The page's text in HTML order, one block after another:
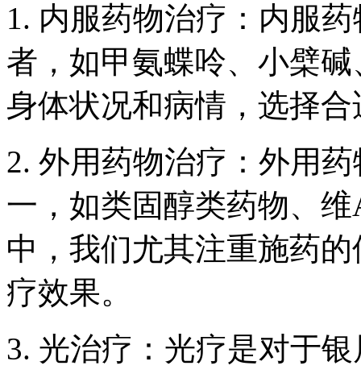
1. 内服药物治疗：内服
者，如甲氨蝶呤、小檗
身体状况和病情，选择
2. 外用药物治疗：外用
一，如类固醇类药物、
中，我们尤其注重施药
疗效果。
3. 光治疗：光疗是对于